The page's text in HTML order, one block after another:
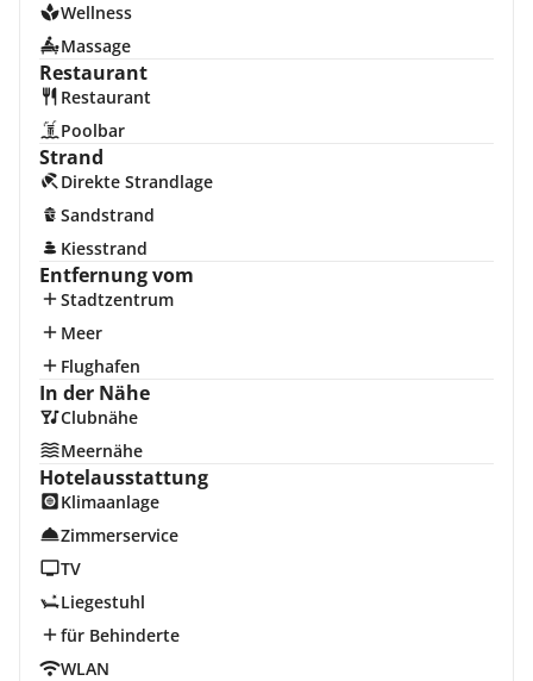
Wellness
Massage
Restaurant
Restaurant
Poolbar
Strand
Direkte Strandlage
Sandstrand
Kiesstrand
Entfernung vom
Stadtzentrum
Meer
Flughafen
In der Nähe
Clubnähe
Meernähe
Hotelausstattung
Klimaanlage
Zimmerservice
TV
Liegestuhl
für Behinderte
WLAN